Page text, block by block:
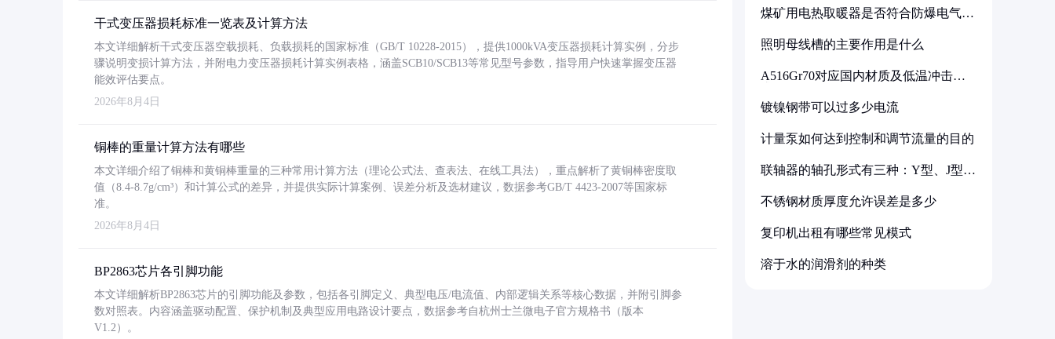
干式变压器损耗标准一览表及计算方法
本文详细解析干式变压器空载损耗、负载损耗的国家标准（GB/T 10228-2015），提供1000kVA变压器损耗计算实例，分步
骤说明变损计算方法，并附电力变压器损耗计算实例表格，涵盖SCB10/SCB13等常见型号参数，指导用户快速掌握变压器
能效评估要点。
2026年8月4日
铜棒的重量计算方法有哪些
本文详细介绍了铜棒和黄铜棒重量的三种常用计算方法（理论公式法、查表法、在线工具法），重点解析了黄铜棒密度取
值（8.4-8.7g/cm³）和计算公式的差异，并提供实际计算案例、误差分析及选材建议，数据参考GB/T 4423-2007等国家标
准。
2026年8月4日
BP2863芯片各引脚功能
本文详细解析BP2863芯片的引脚功能及参数，包括各引脚定义、典型电压/电流值、内部逻辑关系等核心数据，并附引脚参
数对照表。内容涵盖驱动配置、保护机制及典型应用电路设计要点，数据参考自杭州士兰微电子官方规格书（版本
V1.2）。
煤矿用电热取暖器是否符合防爆电气设
照明母线槽的主要作用是什么
A516Gr70对应国内材质及低温冲击要
镀镍钢带可以过多少电流
计量泵如何达到控制和调节流量的目的
联轴器的轴孔形式有三种：Y型、J型、
不锈钢材质厚度允许误差是多少
复印机出租有哪些常见模式
溶于水的润滑剂的种类